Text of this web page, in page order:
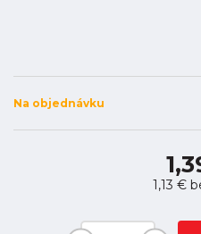
Na objednávku
1,13 €